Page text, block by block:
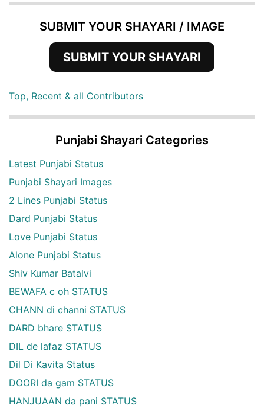
SUBMIT YOUR SHAYARI / IMAGE
SUBMIT YOUR SHAYARI
Top, Recent & all Contributors
Punjabi Shayari Categories
Latest Punjabi Status
Punjabi Shayari Images
2 Lines Punjabi Status
Dard Punjabi Status
Love Punjabi Status
Alone Punjabi Status
Shiv Kumar Batalvi
BEWAFA c oh STATUS
CHANN di channi STATUS
DARD bhare STATUS
DIL de lafaz STATUS
Dil Di Kavita Status
DOORI da gam STATUS
HANJUAAN da pani STATUS